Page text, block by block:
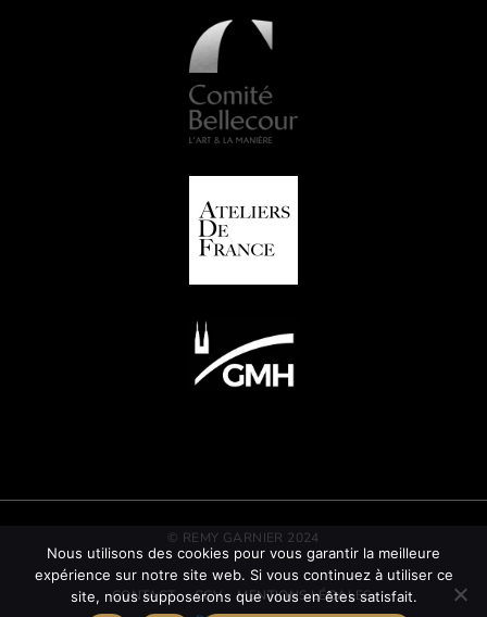
© REMY GARNIER 2024
CONTACT CGV
MENTIONS LÉGALES
Nous utilisons des cookies pour vous garantir la meilleure
expérience sur notre site web. Si vous continuez à utiliser ce
site, nous supposerons que vous en êtes satisfait.